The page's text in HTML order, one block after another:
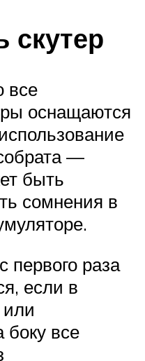
скутер
все
оснащаются
—
быть
сомнения в
первого раза
если в
боку все